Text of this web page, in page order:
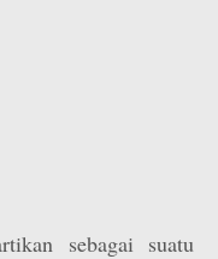
sebagai suatu